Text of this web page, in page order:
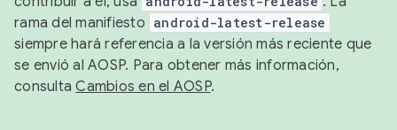
rama del manifiesto android-latest-release
siempre hará referencia a la versión más reciente que
se envió al AOSP. Para obtener más información,
consultaCambios en el AOSP.